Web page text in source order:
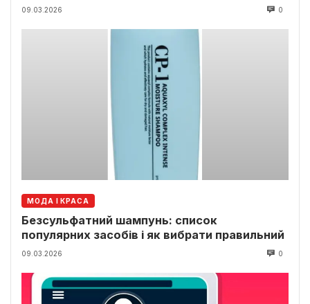
09.03.2026 0
МОДА І КРАСА
Безсульфатний шампунь: список
популярних засобів і як вибрати правильний
09.03.2026 0